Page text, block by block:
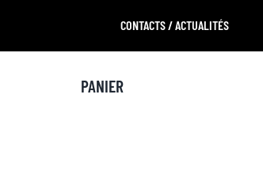
CONTACTS / ACTUALITÉS
PANIER